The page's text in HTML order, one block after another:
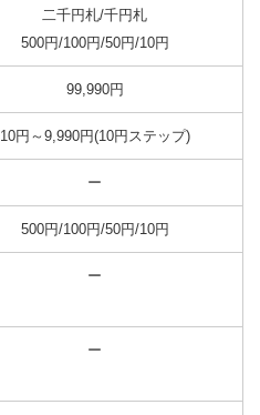
二千円札/千円札
500円/100円/50円/10円
99,990円
10円～9,990円(10円ステップ)
ー
500円/100円/50円/10円
ー
ー